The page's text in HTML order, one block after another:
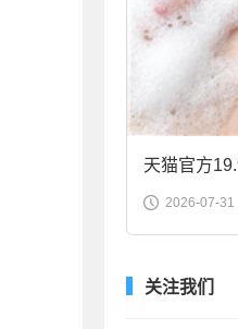
天猫官方
皂2斤大促
2026-07-31
关注我们